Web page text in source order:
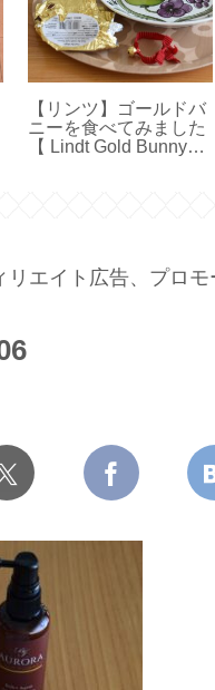
【 COLLEND 】ワイヤ
ーバスケットトロリー
で便利な見せる収納
エイト広告、プロ